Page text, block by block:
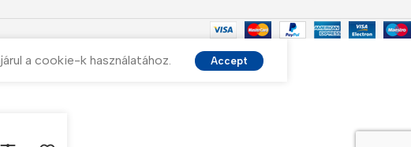
a cookie-k használatához. Accept